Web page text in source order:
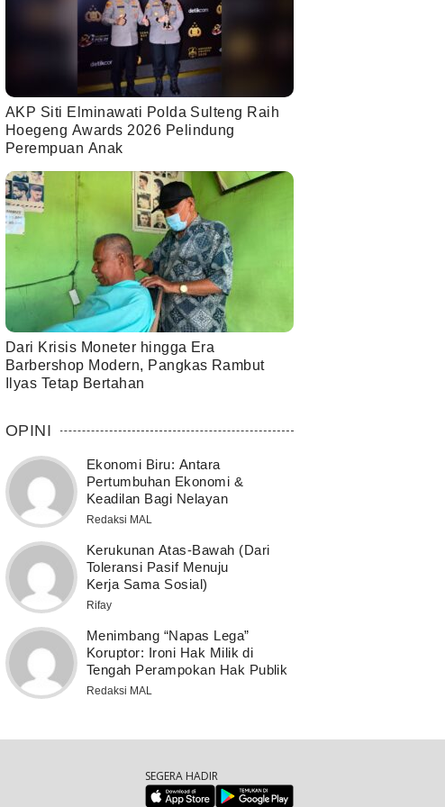
AKP Siti Elminawati Polda Sulteng Raih
Hoegeng Awards 2026 Pelindung
Perempuan Anak
Dari Krisis Moneter hingga Era
Barbershop Modern, Pangkas Rambut
Ilyas Tetap Bertahan
OPINI
Ekonomi Biru: Antara
Pertumbuhan Ekonomi &
Keadilan Bagi Nelayan
Redaksi MAL
Kerukunan Atas-Bawah (Dari
Toleransi Pasif Menuju
Kerja Sama Sosial)
Rifay
Menimbang “Napas Lega”
Koruptor: Ironi Hak Milik di
Tengah Perampokan Hak Publik
Redaksi MAL
SEGERA HADIR